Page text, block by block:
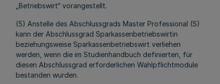
„Betriebswirt“ vorangestellt.
(5) Anstelle des Abschlussgrads Master Professional (S)
kann der Abschlussgrad Sparkassenbetriebswirtin
beziehungsweise Sparkassenbetriebswirt verliehen
werden, wenn die im Studienhandbuch definierten, für
diesen Abschlussgrad erforderlichen Wahlpflichtmodule
bestanden wurden.